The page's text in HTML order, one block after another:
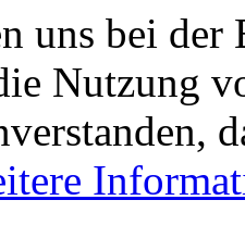
uns bei
Nutzung